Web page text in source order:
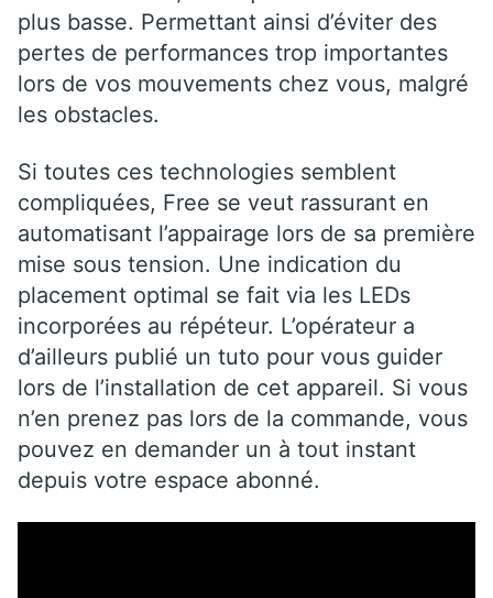
plus basse. Permettant ainsi d’éviter des
pertes de performances trop importantes
lors de vos mouvements chez vous, malgré
les obstacles.
Si toutes ces technologies semblent
compliquées, Free se veut rassurant en
automatisant l’appairage lors de sa première
mise sous tension. Une indication du
placement optimal se fait via les LEDs
incorporées au répéteur. L’opérateur a
d’ailleurs publié un tuto pour vous guider
lors de l’installation de cet appareil. Si vous
n’en prenez pas lors de la commande, vous
pouvez en demander un à tout instant
depuis votre espace abonné.